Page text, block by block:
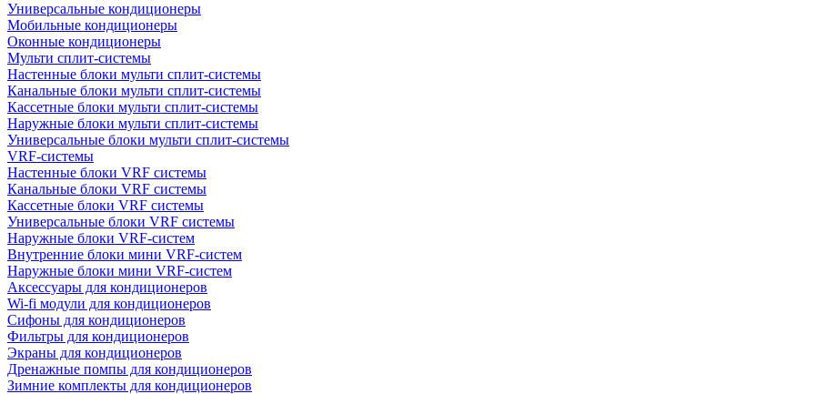
Универсальные кондиционеры
Мобильные кондиционеры
Оконные кондиционеры
Мульти сплит-системы
Настенные блоки мульти сплит-системы
Канальные блоки мульти сплит-системы
Кассетные блоки мульти сплит-системы
Наружные блоки мульти сплит-системы
Универсальные блоки мульти сплит-системы
VRF-системы
Настенные блоки VRF системы
Канальные блоки VRF системы
Кассетные блоки VRF системы
Универсальные блоки VRF системы
Наружные блоки VRF-систем
Внутренние блоки мини VRF-систем
Наружные блоки мини VRF-систем
Аксессуары для кондиционеров
Wi-fi модули для кондиционеров
Сифоны для кондиционеров
Фильтры для кондиционеров
Экраны для кондиционеров
Дренажные помпы для кондиционеров
Зимние комплекты для кондиционеров